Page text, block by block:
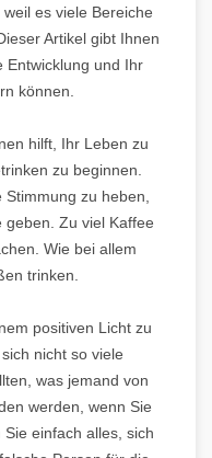
es viele Bereiche
Artikel gibt Ihnen
Entwicklung und Ihr
können.
hilft, Ihr Leben zu
zu beginnen.
zu heben,
geben. Zu viel Kaffee
Wie bei allem
trinken.
positiven Licht zu
nicht so viele
was jemand von
werden, wenn Sie
einfach alles, sich